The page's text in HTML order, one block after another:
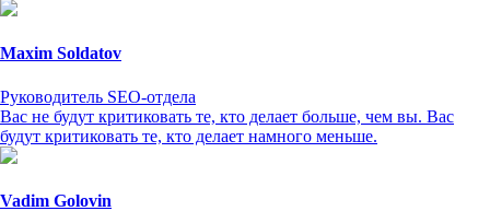
Maxim Soldatov
Руководитель SEO-отдела
Вас не будут критиковать те, кто делает больше, чем вы. Вас
будут критиковать те, кто делает намного меньше.
Vadim Golovin